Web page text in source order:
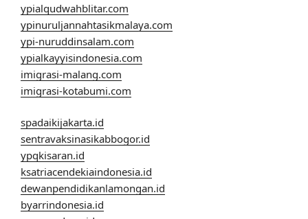
ypialqudwahblitar.com
ypinuruljannahtasikmalaya.com
ypi-nuruddinsalam.com
ypialkayyisindonesia.com
imigrasi-malang.com
imigrasi-kotabumi.com
spadaikijakarta.id
sentravaksinasikabbogor.id
ypqkisaran.id
ksatriacendekiaindonesia.id
dewanpendidikanlamongan.id
byarrindonesia.id